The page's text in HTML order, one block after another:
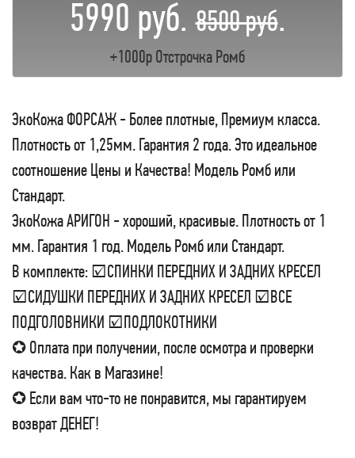
5990 руб.8500 руб.
+1000р Отстрочка Ромб
ЭкоКожа ФОРСАЖ - Более плотные, Премиум класса.
Плотность от 1,25мм. Гарантия 2 года. Это идеальное
соотношение Цены и Качества! Модель Ромб или
Стандарт.
ЭкоКожа АРИГОН - хороший, красивые. Плотность от 1
мм. Гарантия 1 год. Модель Ромб или Стандарт.
В комплекте: ☑СПИНКИ ПЕРЕДНИХ И ЗАДНИХ КРЕСЕЛ
☑СИДУШКИ ПЕРЕДНИХ И ЗАДНИХ КРЕСЕЛ ☑ВСЕ
ПОДГОЛОВНИКИ ☑ПОДЛОКОТНИКИ
✪ Оплата при получении, после осмотра и проверки
качества. Как в Магазине!
✪ Если вам что-то не понравится, мы гарантируем
возврат ДЕНЕГ!